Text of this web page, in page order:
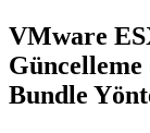
VMware
Bundle